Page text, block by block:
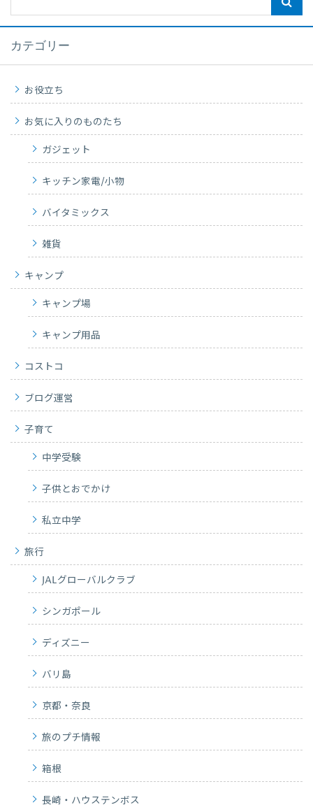
カテゴリー
お役立ち
お気に入りのものたち
ガジェット
キッチン家電/小物
バイタミックス
雑貨
キャンプ
キャンプ場
キャンプ用品
コストコ
ブログ運営
子育て
中学受験
子供とおでかけ
私立中学
旅行
JALグローバルクラブ
シンガポール
ディズニー
バリ島
京都・奈良
旅のプチ情報
箱根
長崎・ハウステンボス